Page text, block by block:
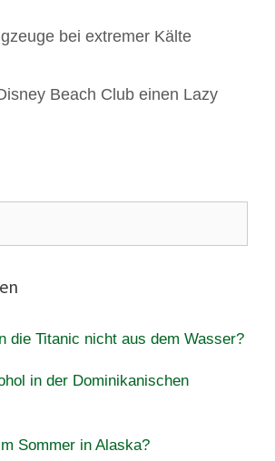
bei extremer Kälte
Beach Club einen Lazy
die Titanic nicht aus dem Wasser?
in der Dominikanischen
Sommer in Alaska?